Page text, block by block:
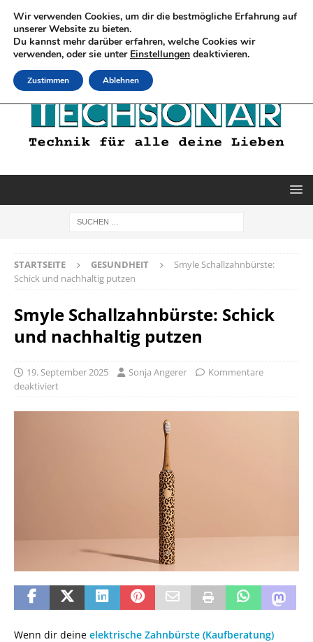
STARTSEITE GESUNDHEIT
Smyle Schallzahnbürste:
Schick und nachhaltig putzen
Smyle Schallzahnbürste: Schick
und nachhaltig putzen
19. September 2025 Sonja Angerer
Kommentare
deaktiviert
Wenn dir deine elektrische Zahnbürste (Kaufberatung)
Wir verwenden Cookies, um dir die bestmögliche Erfahrung auf
unserer Website zu bieten.
Du kannst mehr darüber erfahren, welche Cookies wir
verwenden, oder sie unter Einstellungen deaktivieren.
Zustimmen Ablehnen